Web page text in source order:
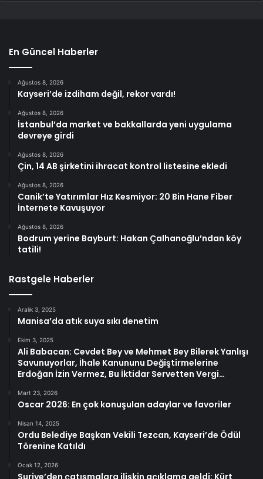
En Güncel Haberler
Ağustos 8, 2026
Kayseri’de izdiham değil, rekor vardı!
Ağustos 8, 2026
İstanbul’da market ve bakkallarda yeni uygulama
devreye girdi
Ağustos 8, 2026
Çin, 14 AB şirketini ihracat kontrol listesine ekledi
Ağustos 8, 2026
Canik’te Yatırımlar Hız Kesmiyor: 20 Bin Hane Fiber
İnternete Kavuşuyor
Ağustos 8, 2026
Bodrum yerine Bayburt: Hakan Çalhanoğlu’ndan köy
tatili!
Rastgele Haberler
Aralık 3, 2025
Manisa’da atık suya sıkı denetim
Ekim 3, 2025
Ali Babacan: Cevdet Bey ve Mehmet Bey Bilerek Yanlışı
Savunuyorlar, İhale Kanununu Değiştirmelerine
Erdoğan İzin Vermez, Bu İktidar Servetten Vergi…
Mart 23, 2026
Oscar 2026: En çok konuşulan adaylar ve favoriler
Nisan 14, 2025
Ordu Belediye Başkan Vekili Tezcan, Kayseri’de Ödül
Törenine Katıldı
Ocak 12, 2026